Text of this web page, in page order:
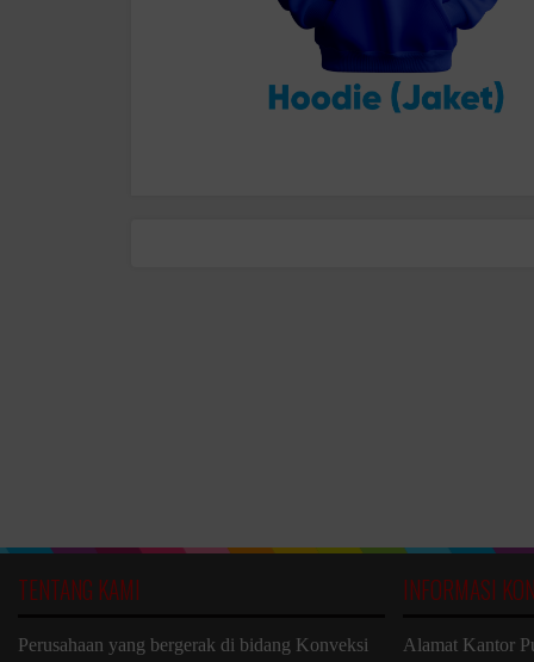
TENTANG KAMI
Perusahaan yang bergerak di bidang Konveksi
INFORMASI
Alamat Kantor